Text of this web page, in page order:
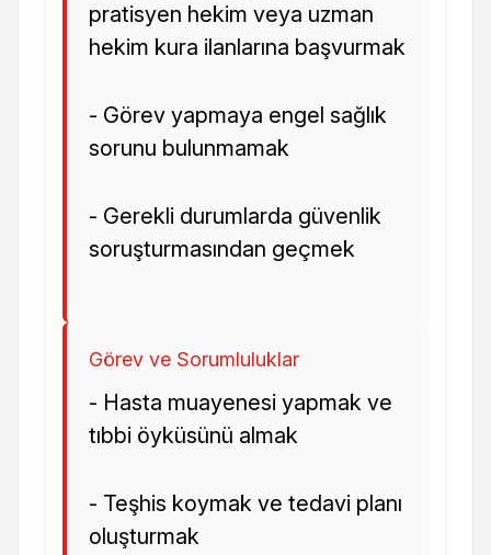
pratisyen hekim veya uzman
hekim kura ilanlarına başvurmak
- Görev yapmaya engel sağlık
sorunu bulunmamak
- Gerekli durumlarda güvenlik
soruşturmasından geçmek
Görev ve Sorumluluklar
- Hasta muayenesi yapmak ve
tıbbi öyküsünü almak
- Teşhis koymak ve tedavi planı
oluşturmak